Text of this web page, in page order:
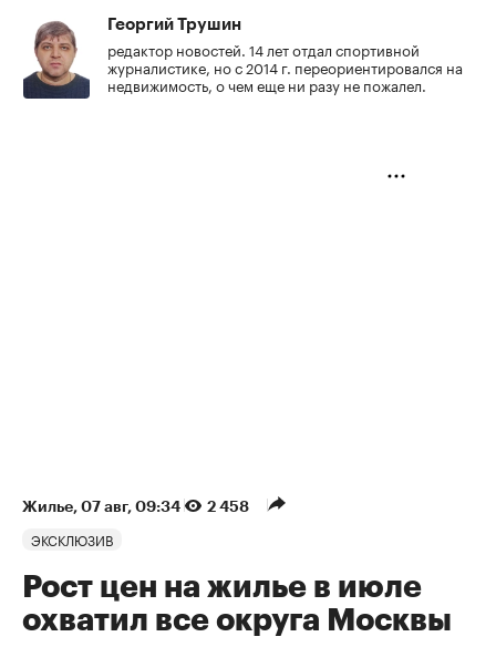
Георгий Трушин
редактор новостей. 14 лет отдал спортивной
журналистике, но с 2014 г. переориентировался на
недвижимость, о чем еще ни разу не пожалел.
Жилье⁠, 07 авг, 09:34 2 458
ЭКСКЛЮЗИВ
Рост цен на жилье в июле
охватил все округа Москвы